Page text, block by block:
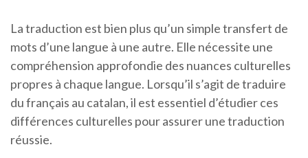
La traduction est bien plus qu’un simple transfert de
mots d’une langue à une autre. Elle nécessite une
compréhension approfondie des nuances culturelles
propres à chaque langue. Lorsqu’il s’agit de traduire
du français au catalan, il est essentiel d’étudier ces
différences culturelles pour assurer une traduction
réussie.